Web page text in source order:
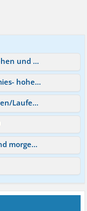
Hoher Puls morgens vorm Aufstehen und danach
Morgens gehts mir einfach nur mies- hoher Puls Angst- e
Im Liegen niedriger Puls, im Stehen/Laufen hoher Puls
Den Puls selbst regeln - 68 -75 und morgens 58-59